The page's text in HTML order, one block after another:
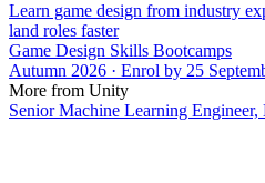
Learn game design from industry
land roles faster
Game Design Skills Bootcamps
Autumn 2026 · Enrol by 25
More from Unity
Senior Machine Learning